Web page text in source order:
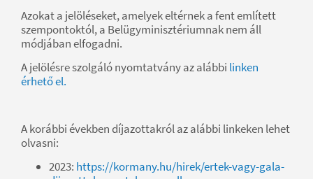
Azokat a jelöléseket, amelyek eltérnek a fent említett
szempontoktól, a Belügyminisztériumnak nem áll
módjában elfogadni.
A jelölésre szolgáló nyomtatvány az alábbi linken
érhető el.
A korábbi években díjazottakról az alábbi linkeken lehet
olvasni:
2023: https://kormany.hu/hirek/ertek-vagy-gala-